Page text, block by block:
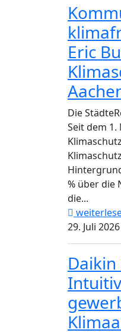
Eric
Die
Seit dem
% über die
die...
29. Juli 2026
Daikin